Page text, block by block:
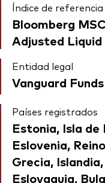
Índice de referencia
Bloomberg
Adjusted Liquid
Entidad legal
Vanguard
Países registrados
Estonia, Isla de
Eslovenia,
Grecia,
Eslovaquia,